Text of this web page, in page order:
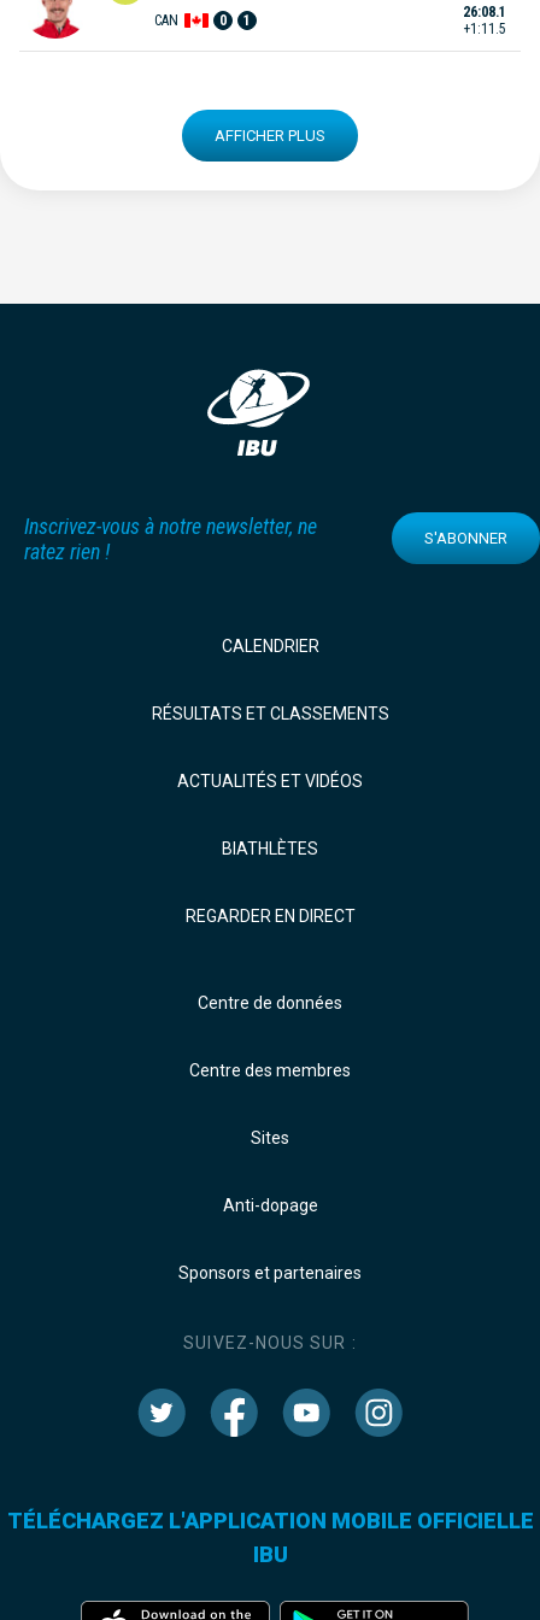
CAN 0 1
26:08.1
+1:11.5
AFFICHER PLUS
Inscrivez-vous à notre newsletter, ne
ratez rien !
S'ABONNER
CALENDRIER
RÉSULTATS ET CLASSEMENTS
ACTUALITÉS ET VIDÉOS
BIATHLÈTES
REGARDER EN DIRECT
Centre de données
Centre des membres
Sites
Anti-dopage
Sponsors et partenaires
SUIVEZ-NOUS SUR :
TÉLÉCHARGEZ L'APPLICATION MOBILE OFFICIELLE
IBU